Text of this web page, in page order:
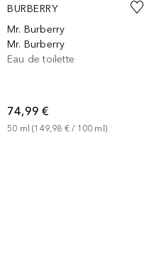
BURBERRY
Mr. Burberry
Mr. Burberry
Eau de toilette
74,99 €
50 ml (149,98 € / 100 ml)